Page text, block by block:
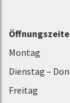
Montag
Dienstag –
Freitag